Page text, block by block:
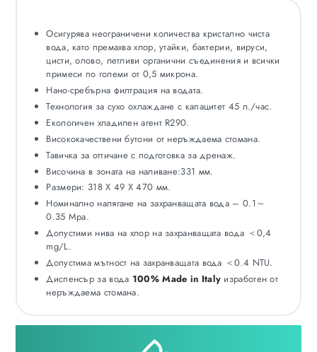
Осигурява неограничени количества кристално чиста
вода, като премахва хлор, утайки, бактерии, вируси,
цисти, олово, летливи органични съединения и всички
примеси по големи от 0,5 микрона.
Нано-сребърна филтрация на водата.
Технология за сухо охлаждане с капацитет 45 л./час.
Екологичен хладилен агент R290.
Висококачествени бутони от неръждаема стомана.
Тавичка за оттичане с подготовка за дренаж.
Височина в зоната на наливане:331 мм.
Размери: 318 X 49 X 470 мм.
Номинално налягане на захранващата вода – 0.1～
0.35 Mpa.
Допустими нива на хлор на захранващата вода ＜0,4
mg/L.
Допустима мътност на захранващата вода ＜0.4 NTU.
Диспенсър за вода 100% Made in Italy изработен от
неръждаема стомана.